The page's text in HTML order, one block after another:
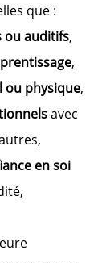
que :
ou auditifs,
,
ou physique,
avec
en soi